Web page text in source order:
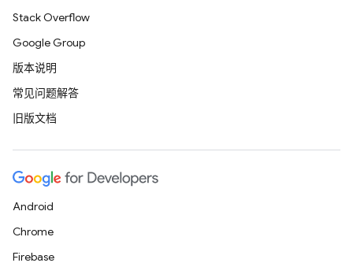
Stack Overflow
Google Group
版本说明
常见问题解答
旧版文档
Android
Chrome
Firebase